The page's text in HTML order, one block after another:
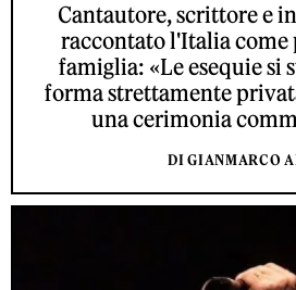
Cantautore, scrittore e
raccontato l'Italia come
famiglia: «Le esequie si
forma strettamente
una cerimonia
DI GIANMARCO